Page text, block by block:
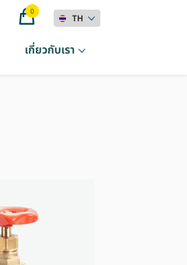
0
TH
เกี่ยวกับเรา